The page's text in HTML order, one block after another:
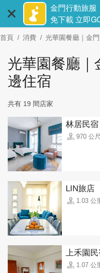
主
要
金門行動旅服
免下載 立即
首頁 消費 光華園餐廳｜金
光華園餐廳｜
邊住宿
共有 19 間店家
林居民宿
970 公尺
LIN旅店
1.03 公
上禾園民
1.07 公